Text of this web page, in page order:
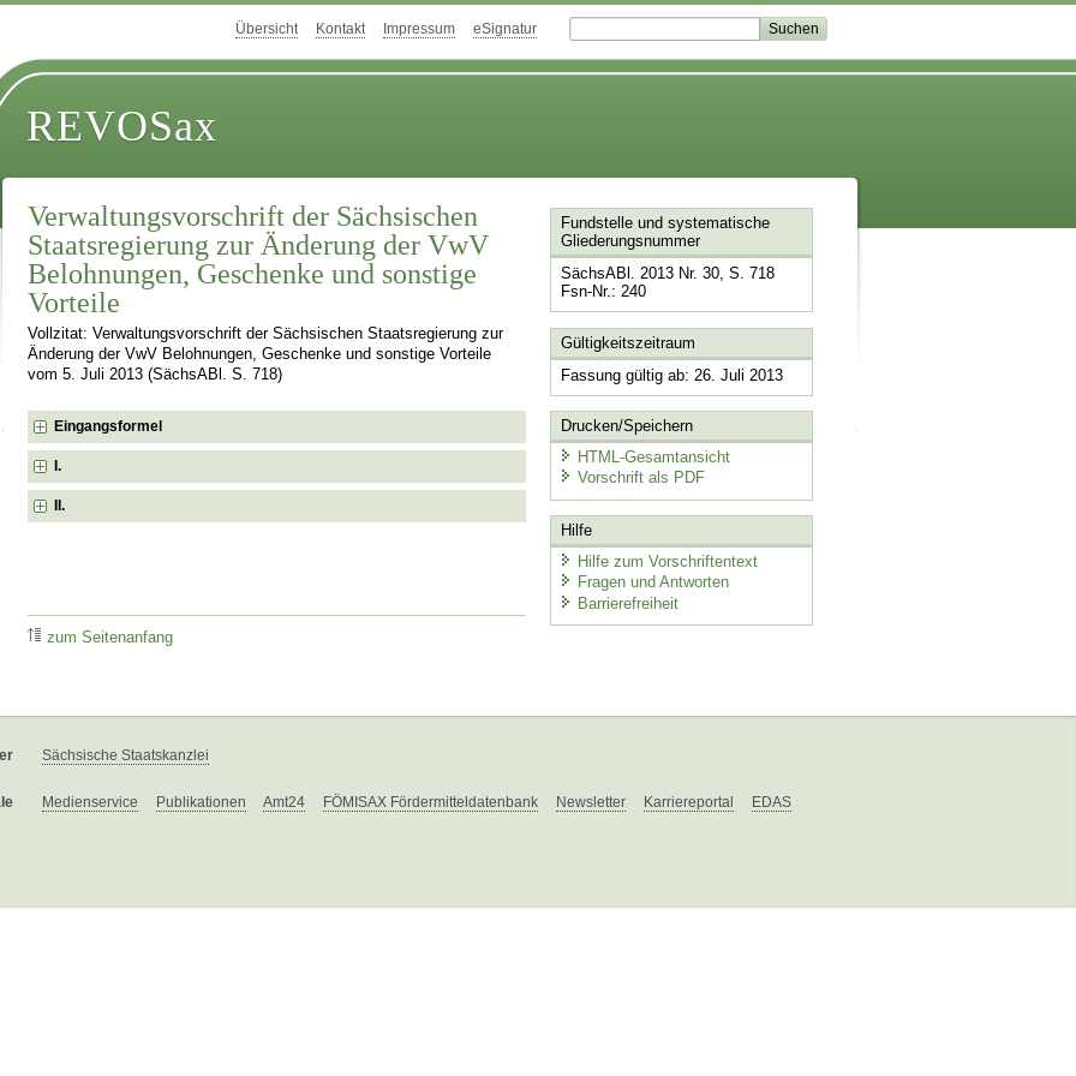
Übersicht Kontakt Impressum eSignatur
REVOSax
Verwaltungsvorschrift der Sächsischen
Staatsregierung zur Änderung der VwV
Belohnungen, Geschenke und sonstige
Vorteile
Vollzitat: Verwaltungsvorschrift der Sächsischen Staatsregierung zur
Änderung der VwV Belohnungen, Geschenke und sonstige Vorteile
vom 5. Juli 2013 (SächsABl. S. 718)
Eingangsformel
I.
II.
zum Seitenanfang
Fundstelle und systematische
Gliederungsnummer
SächsABl. 2013 Nr. 30, S. 718
Fsn-Nr.: 240
Gültigkeitszeitraum
Fassung gültig ab: 26. Juli 2013
Drucken/Speichern
HTML-Gesamtansicht
Vorschrift als PDF
Hilfe
Hilfe zum Vorschriftentext
Fragen und Antworten
Barrierefreiheit
Sächsische Staatskanzlei
Medienservice Publikationen Amt24 FÖMISAX Fördermitteldatenbank Newsletter Karriereportal EDAS